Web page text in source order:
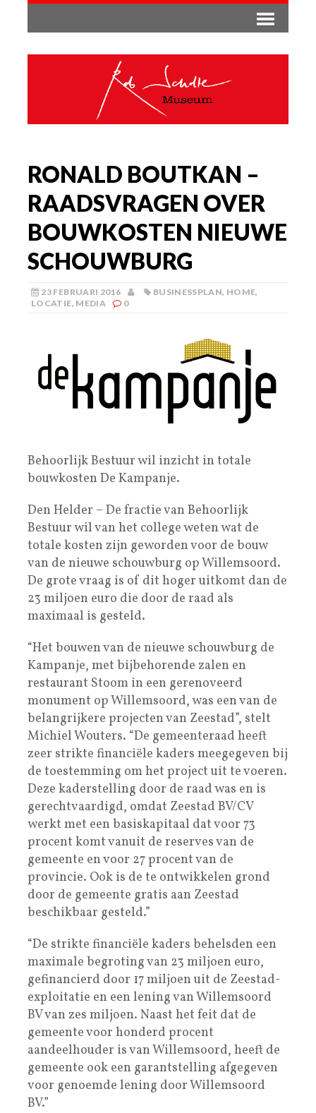
RONALD BOUTKAN –
RAADSVRAGEN OVER
BOUWKOSTEN NIEUWE
SCHOUWBURG
23 FEBRUARI 2016 BUSINESSPLAN, HOME,
LOCATIE, MEDIA 0
Behoorlijk Bestuur wil inzicht in totale
bouwkosten De Kampanje.
Den Helder – De fractie van Behoorlijk
Bestuur wil van het college weten wat de
totale kosten zijn geworden voor de bouw
van de nieuwe schouwburg op Willemsoord.
De grote vraag is of dit hoger uitkomt dan de
23 miljoen euro die door de raad als
maximaal is gesteld.
“Het bouwen van de nieuwe schouwburg de
Kampanje, met bijbehorende zalen en
restaurant Stoom in een gerenoveerd
monument op Willemsoord, was een van de
belangrijkere projecten van Zeestad”, stelt
Michiel Wouters. “De gemeenteraad heeft
zeer strikte financiële kaders meegegeven bij
de toestemming om het project uit te voeren.
Deze kaderstelling door de raad was en is
gerechtvaardigd, omdat Zeestad BV/CV
werkt met een basiskapitaal dat voor 73
procent komt vanuit de reserves van de
gemeente en voor 27 procent van de
provincie. Ook is de te ontwikkelen grond
door de gemeente gratis aan Zeestad
beschikbaar gesteld.”
“De strikte financiële kaders behelsden een
maximale begroting van 23 miljoen euro,
gefinancierd door 17 miljoen uit de Zeestad-
exploitatie en een lening van Willemsoord
BV van zes miljoen. Naast het feit dat de
gemeente voor honderd procent
aandeelhouder is van Willemsoord, heeft de
gemeente ook een garantstelling afgegeven
voor genoemde lening door Willemsoord
BV.”